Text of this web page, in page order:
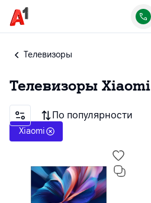
Телевизоры
Телевизоры Xiaomi
По популярности
Xiaomi